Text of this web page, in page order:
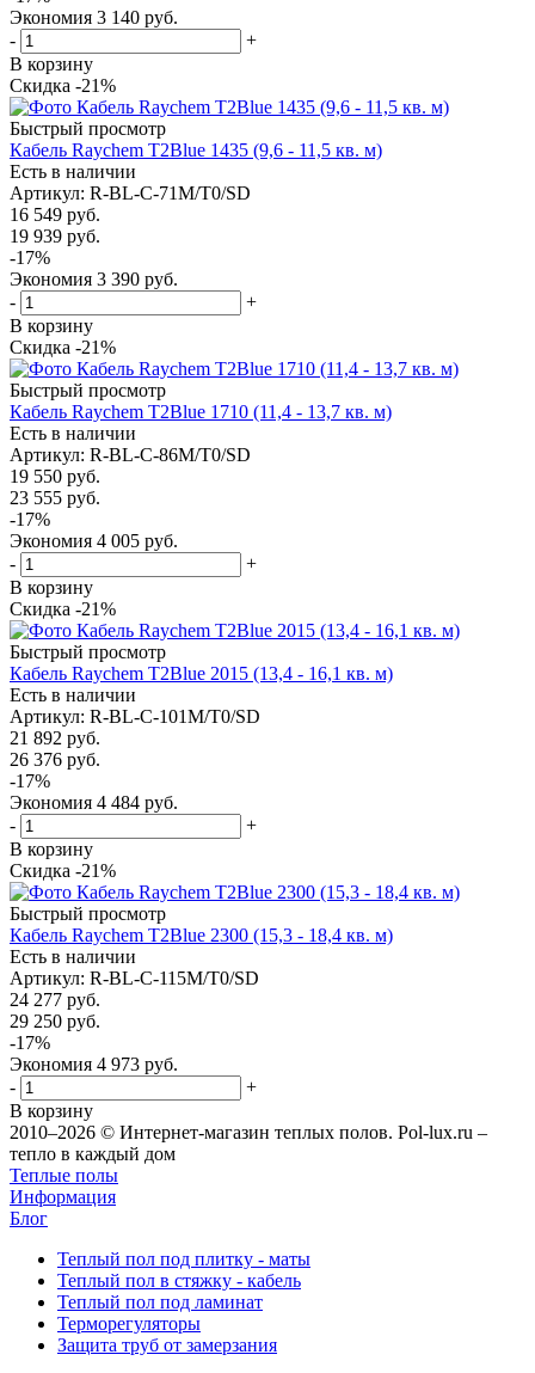
Экономия 3 140 руб.
-
+
В корзину
Скидка -21%
Быстрый просмотр
Кабель Raychem T2Blue 1435 (9,6 - 11,5 кв. м)
Есть в наличии
Артикул: R-BL-C-71M/T0/SD
16 549 руб.
19 939 руб.
-17%
Экономия 3 390 руб.
-
+
В корзину
Скидка -21%
Быстрый просмотр
Кабель Raychem T2Blue 1710 (11,4 - 13,7 кв. м)
Есть в наличии
Артикул: R-BL-C-86M/T0/SD
19 550 руб.
23 555 руб.
-17%
Экономия 4 005 руб.
-
+
В корзину
Скидка -21%
Быстрый просмотр
Кабель Raychem T2Blue 2015 (13,4 - 16,1 кв. м)
Есть в наличии
Артикул: R-BL-C-101M/T0/SD
21 892 руб.
26 376 руб.
-17%
Экономия 4 484 руб.
-
+
В корзину
Скидка -21%
Быстрый просмотр
Кабель Raychem T2Blue 2300 (15,3 - 18,4 кв. м)
Есть в наличии
Артикул: R-BL-C-115M/T0/SD
24 277 руб.
29 250 руб.
-17%
Экономия 4 973 руб.
-
+
В корзину
2010–2026 © Интернет-магазин теплых полов. Pol-lux.ru –
тепло в каждый дом
Теплые полы
Информация
Блог
Теплый пол под плитку - маты
Теплый пол в стяжку - кабель
Теплый пол под ламинат
Терморегуляторы
Защита труб от замерзания